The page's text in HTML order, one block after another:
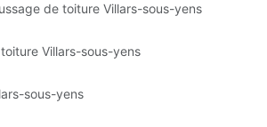
de toiture Villars-sous-yens
Villars-sous-yens
sous-yens